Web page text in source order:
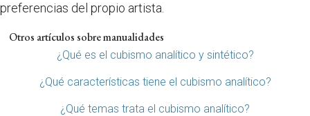
preferencias del propio artista.
Otros artículos sobre manualidades
¿Qué es el cubismo analítico y sintético?
¿Qué características tiene el cubismo analítico?
¿Qué temas trata el cubismo analítico?